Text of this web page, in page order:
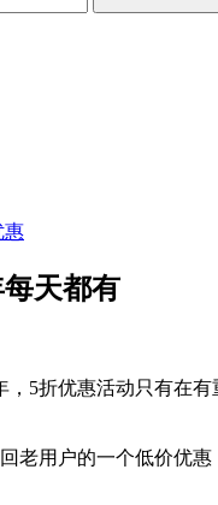
惠
天都有
，5折优惠活动只有在
老用户的一个低价优